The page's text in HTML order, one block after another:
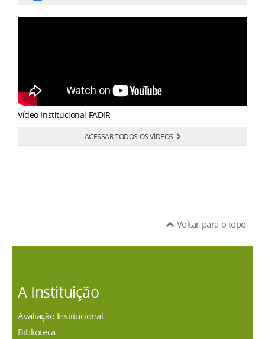
Vídeo Institucional FADIR
ACESSAR TODOS OS VÍDEOS
Voltar para o topo
A Instituição
Avaliação Institucional
Biblioteca